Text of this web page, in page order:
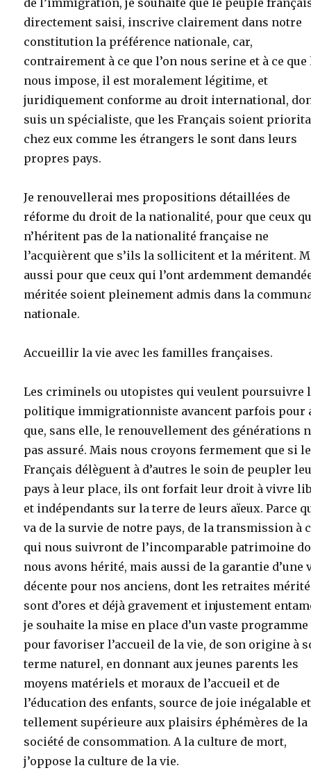
de l’immigration, je souhaite que le peuple
directement saisi, inscrive clairement dans notre
constitution la préférence nationale, car,
contrairement à ce que l’on nous serine et à ce que
nous impose, il est moralement légitime, et
juridiquement conforme au droit international,
suis un spécialiste, que les Français soient
chez eux comme les étrangers le sont dans leurs
propres pays.
Je renouvellerai mes propositions détaillées de
réforme du droit de la nationalité, pour que ceux
n’héritent pas de la nationalité française ne
l’acquièrent que s’ils la sollicitent et la méritent.
aussi pour que ceux qui l’ont ardemment
méritée soient pleinement admis dans la
nationale.
Accueillir la vie avec les familles françaises.
Les criminels ou utopistes qui veulent poursuivre
politique immigrationniste avancent parfois pour
que, sans elle, le renouvellement des générations
pas assuré. Mais nous croyons fermement que si
Français délèguent à d’autres le soin de peupler
pays à leur place, ils ont forfait leur droit à vivre
et indépendants sur la terre de leurs aïeux. Parce
va de la survie de notre pays, de la transmission à
qui nous suivront de l’incomparable patrimoine
nous avons hérité, mais aussi de la garantie d’une
décente pour nos anciens, dont les retraites
sont d’ores et déjà gravement et injustement
je souhaite la mise en place d’un vaste programme
pour favoriser l’accueil de la vie, de son origine à
terme naturel, en donnant aux jeunes parents les
moyens matériels et moraux de l’accueil et de
l’éducation des enfants, source de joie inégalable et
tellement supérieure aux plaisirs éphémères de la
société de consommation. A la culture de mort,
j’oppose la culture de la vie.